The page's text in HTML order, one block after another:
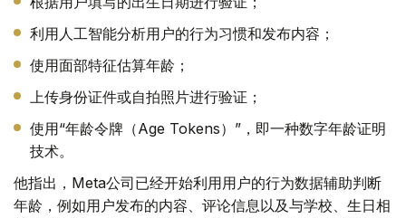
利用人工智能分析用户的行为习惯和发布内容；
使用面部特征估算年龄；
上传身份证件或自拍照片进行验证；
使用“年龄令牌（Age Tokens）”，即一种数字年龄证明
技术。
他指出，Meta公司已经开始利用用户的行为数据辅助判断
年龄，例如用户发布的内容、评论信息以及与学校、生日相